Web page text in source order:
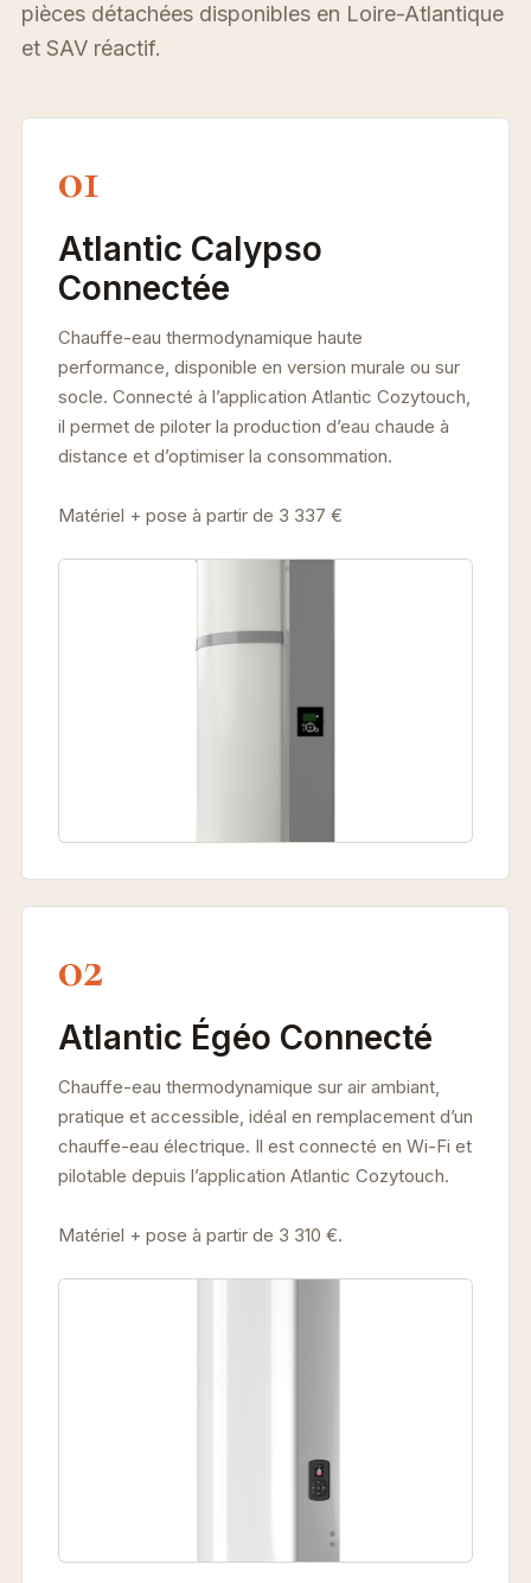
pièces détachées disponibles en Loire-Atlantique
et SAV réactif.
01
Atlantic Calypso
Connectée
Chauffe-eau thermodynamique haute
performance, disponible en version murale ou sur
socle. Connecté à l’application Atlantic Cozytouch,
il permet de piloter la production d’eau chaude à
distance et d’optimiser la consommation.
Matériel + pose à partir de 3 337 €
02
Atlantic Égéo Connecté
Chauffe-eau thermodynamique sur air ambiant,
pratique et accessible, idéal en remplacement d’un
chauffe-eau électrique. Il est connecté en Wi-Fi et
pilotable depuis l’application Atlantic Cozytouch.
Matériel + pose à partir de 3 310 €.